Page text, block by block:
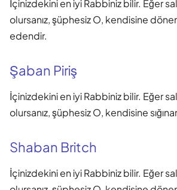
İçinizdekini en iyi Rabbiniz bilir. Eğer
olursanız, şüphesiz O, kendisine
edendir.
Şaban Piriş
İçinizdekini en iyi Rabbiniz bilir. Eğer
olursanız, şüphesiz O, kendisine
Shaban Britch
İçinizdekini en iyi Rabbiniz bilir. Eğer